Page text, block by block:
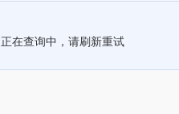
正在查询中，请刷新重试